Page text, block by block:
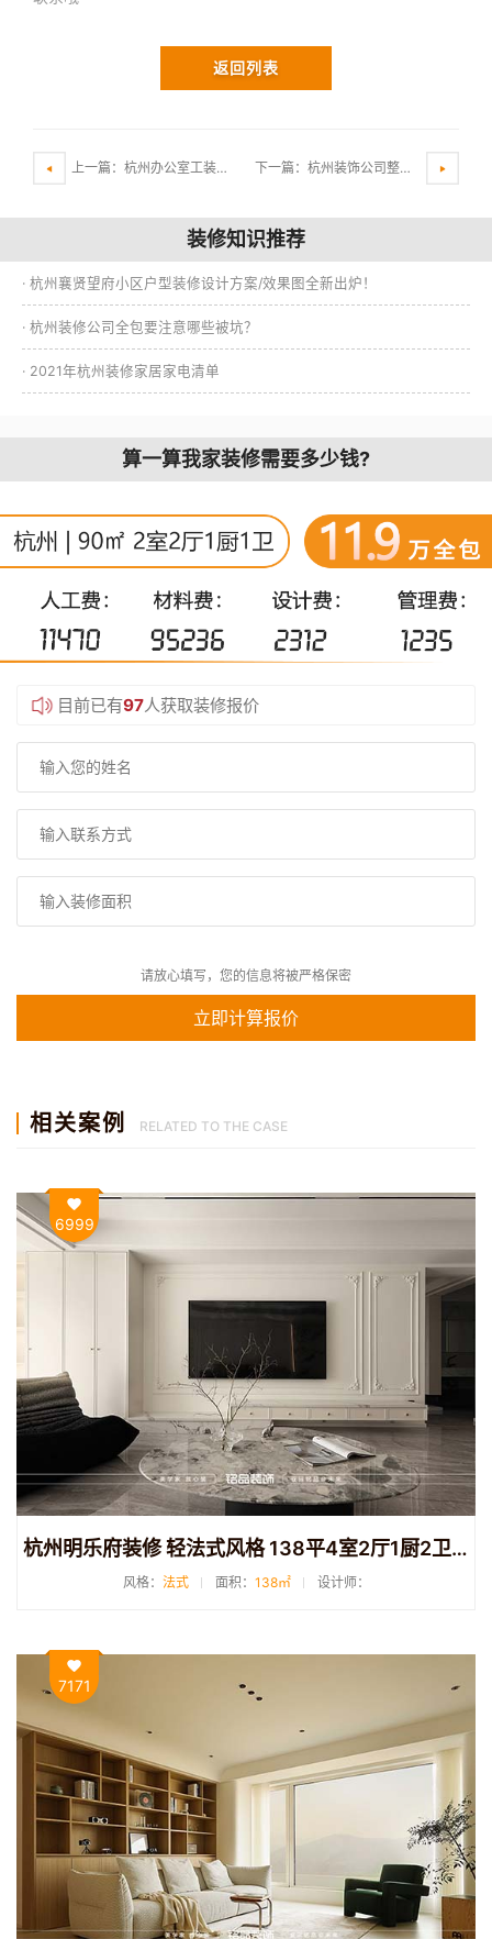
返回列表
上一篇：杭州办公室工装多少钱一平方？ 下一篇：杭州装饰公司整装包含哪些项目？
装修知识推荐
· 杭州襄贤望府小区户型装修设计方案/效果图全新出炉！
· 杭州装修公司全包要注意哪些被坑？
· 2021年杭州装修家居家电清单
算一算我家装修需要多少钱?
目前已有97人获取装修报价
请放心填写，您的信息将被严格保密
相关案例 RELATED TO THE CASE
6999
杭州明乐府装修 轻法式风格 138平4室2厅1厨2卫装修
风格： 法式 面积： 138㎡ 设计师：
7171